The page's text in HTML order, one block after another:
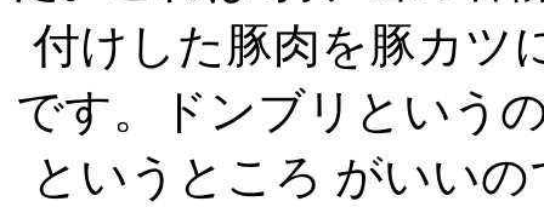
付けした豚肉を豚カツ
です。ドンブリという
というところ がいい